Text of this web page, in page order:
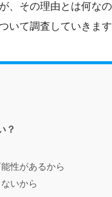
、その理由とは何な
いて調査していきます
？
性があるから
いから